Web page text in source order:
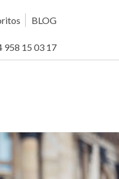
BLOG
958 15 03 17